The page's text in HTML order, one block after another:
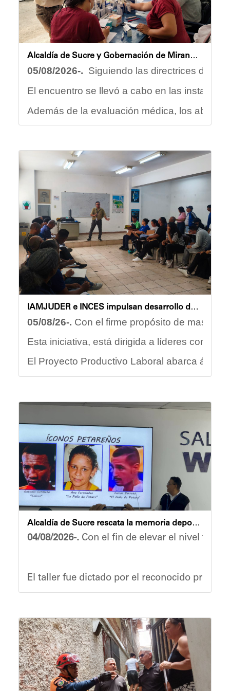
Oskarina Rosso.
Alcaldía de Sucre y Gobernación de Miranda atendieron a más de 100 adultos mayores en Petare
05/08/2026-. Siguiendo las directrices del
El encuentro se llevó a cabo en las
Además de la evaluación médica, los
“Tengo una excelente atención por parte
Gracias al trabajo articulado de un equipo
Anyelimar Sierra.
IAMJUDER e INCES impulsan desarrollo deportivo con nuevos talleres de formación para promotores
05/08/26-. Con el firme propósito de
Esta iniciativa, está dirigida a líderes
El Proyecto Productivo Laboral abarca
"La formación de promotores deportivos
Con estas acciones, el Gobierno Nacional,
Yois Coellar
Alcaldía de Sucre rescata la memoria deportiva con taller formativo de la historia del boxeo
04/08/2026-. Con el fin de elevar el nivel
El taller fue dictado por el reconocido
La jornada estuvo dirigida especialmente a
Asimismo, la actividad contó con la